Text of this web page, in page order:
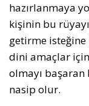
hazırlanmaya
kişinin bu
getirme
dini amaçlar
olmayı başaran
nasip olur.